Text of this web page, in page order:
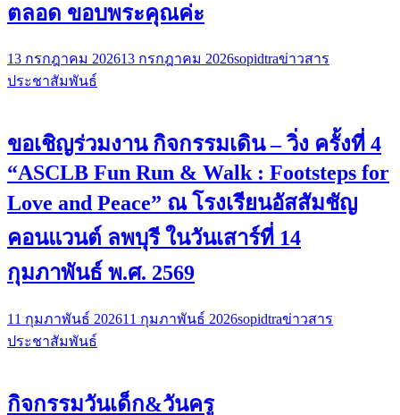
ตลอด ขอบพระคุณค่ะ
13 กรกฎาคม 202613 กรกฎาคม 2026sopidtraข่าวสาร
ประชาสัมพันธ์
ขอเชิญร่วมงาน กิจกรรมเดิน – วิ่ง ครั้งที่ 4
“ASCLB Fun Run & Walk : Footsteps for
Love and Peace” ณ โรงเรียนอัสสัมชัญ
คอนแวนต์ ลพบุรี ในวันเสาร์ที่ 14
กุมภาพันธ์ พ.ศ. 2569
11 กุมภาพันธ์ 202611 กุมภาพันธ์ 2026sopidtraข่าวสาร
ประชาสัมพันธ์
กิจกรรมวันเด็ก&วันครู